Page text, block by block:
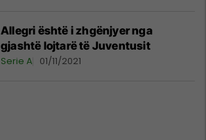
Allegri është i zhgënjyer nga
gjashtë lojtarë të Juventusit
Serie A 01/11/2021